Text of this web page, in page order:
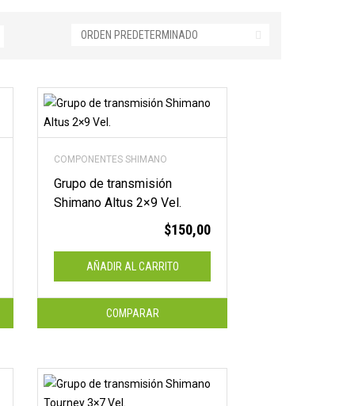
COMPONENTES SHIMANO
Grupo de transmisión
Shimano Altus 2×9 Vel.
$150,00
AÑADIR AL CARRITO
COMPARAR